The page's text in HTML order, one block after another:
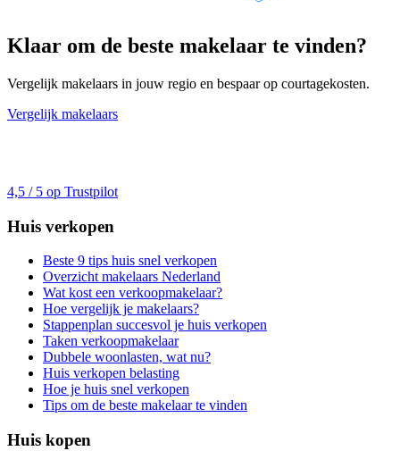
Klaar om de beste makelaar te vinden?
Vergelijk makelaars in jouw regio en bespaar op courtagekosten.
Vergelijk makelaars
4,5 / 5 op Trustpilot
Huis verkopen
Beste 9 tips huis snel verkopen
Overzicht makelaars Nederland
Wat kost een verkoopmakelaar?
Hoe vergelijk je makelaars?
Stappenplan succesvol je huis verkopen
Taken verkoopmakelaar
Dubbele woonlasten, wat nu?
Huis verkopen belasting
Hoe je huis snel verkopen
Tips om de beste makelaar te vinden
Huis kopen